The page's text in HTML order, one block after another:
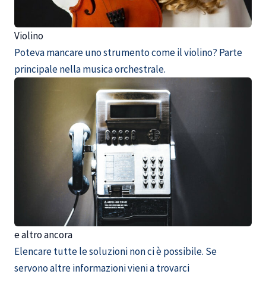
Violino
Poteva mancare uno strumento come il violino? Parte
principale nella musica orchestrale.
e altro ancora
Elencare tutte le soluzioni non ci è possibile. Se
servono altre informazioni vieni a trovarci